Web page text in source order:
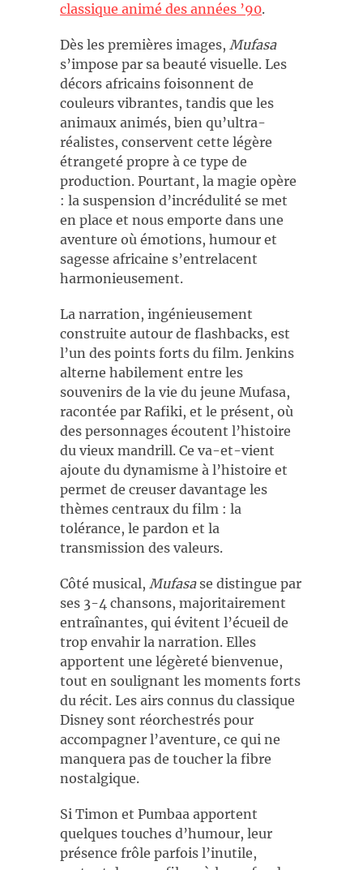
classique animé des années ’90.
Dès les premières images, Mufasa
s’impose par sa beauté visuelle. Les
décors africains foisonnent de
couleurs vibrantes, tandis que les
animaux animés, bien qu’ultra-
réalistes, conservent cette légère
étrangeté propre à ce type de
production. Pourtant, la magie opère
: la suspension d’incrédulité se met
en place et nous emporte dans une
aventure où émotions, humour et
sagesse africaine s’entrelacent
harmonieusement.
La narration, ingénieusement
construite autour de flashbacks, est
l’un des points forts du film. Jenkins
alterne habilement entre les
souvenirs de la vie du jeune Mufasa,
racontée par Rafiki, et le présent, où
des personnages écoutent l’histoire
du vieux mandrill. Ce va-et-vient
ajoute du dynamisme à l’histoire et
permet de creuser davantage les
thèmes centraux du film : la
tolérance, le pardon et la
transmission des valeurs.
Côté musical, Mufasase distingue par
ses 3-4 chansons, majoritairement
entraînantes, qui évitent l’écueil de
trop envahir la narration. Elles
apportent une légèreté bienvenue,
tout en soulignant les moments forts
du récit. Les airs connus du classique
Disney sont réorchestrés pour
accompagner l’aventure, ce qui ne
manquera pas de toucher la fibre
nostalgique.
Si Timon et Pumbaa apportent
quelques touches d’humour, leur
présence frôle parfois l’inutile,